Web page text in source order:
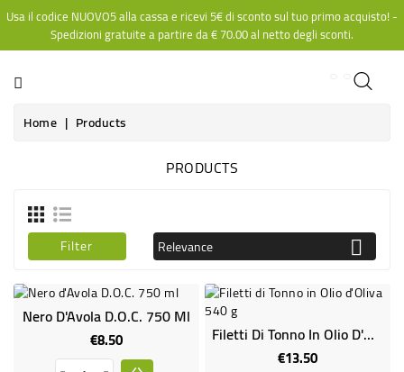
Usa il codice NUOVO5 alla cassa e ricevi 5€ di sconto sul tuo primo acquisto! -
Spedizioni gratuite a partire da€ 70.00al netto degli sconti.
CATEGORY
Home Products
PRODUCTS
Filter Relevance 
Nero D'Avola D.O.C. 750 Ml
€8.50Price Filetti Di Tonno In Olio D'Oliva 540 G
€13.50Price